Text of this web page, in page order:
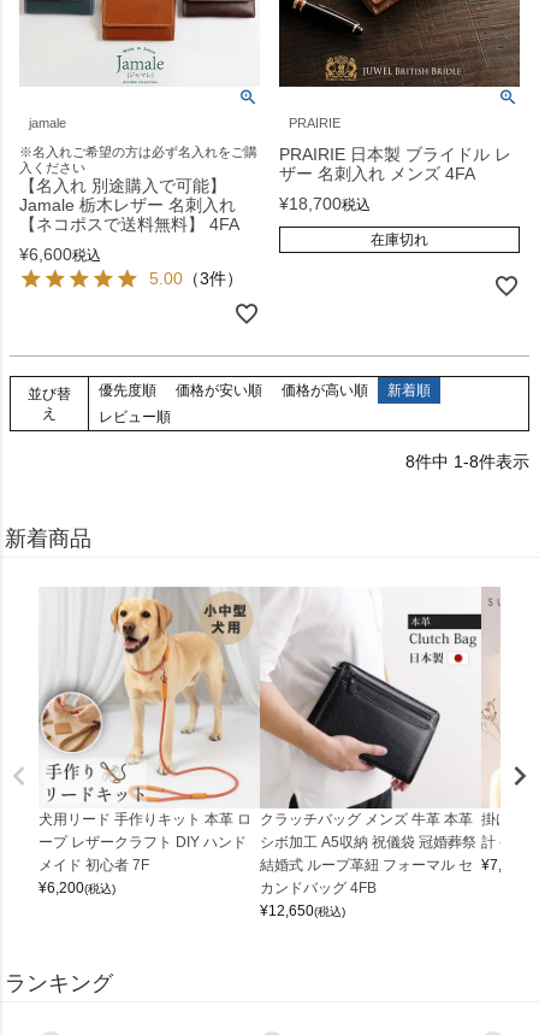
jamale
※名入れご希望の方は必ず名入れをご購
入ください
【名入れ 別途購入で可能】
Jamale 栃木レザー 名刺入れ
【ネコポスで送料無料】 4FA
¥6,600税込
5.00 （3件）
PRAIRIE
PRAIRIE 日本製 ブライドル レ
ザー 名刺入れ メンズ 4FA
¥18,700税込
在庫切れ
並び替
え
優先度順 価格が安い順 価格が高い順
新着順
レビュー順
8件中 1-8件表示
新着商品
犬用リード 手作りキット 本革 ロ
ープ レザークラフト DIY ハンド
メイド 初心者 7F
¥6,200(税込)
クラッチバッグ メンズ 牛革 本革
シボ加工 A5収納 祝儀袋 冠婚葬祭
結婚式 ループ革紐 フォーマル セ
カンドバッグ 4FB
¥12,650(税込)
掛け時
計
¥7,150
ランキング